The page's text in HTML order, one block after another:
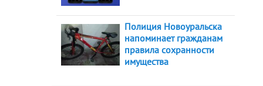
Полиция Новоуральска
напоминает гражданам
правила сохранности
имущества